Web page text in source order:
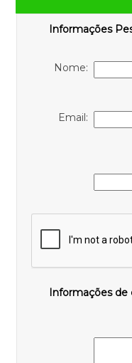
Informações
Nome:
Email:
Informações